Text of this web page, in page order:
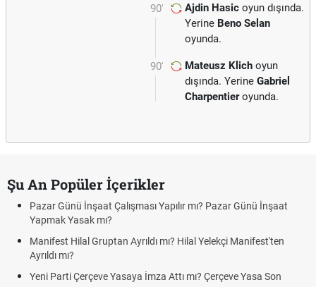
90' Ajdin Hasic oyun dışında.
Yerine Beno Selan
oyunda.
90' Mateusz Klich oyun
dışında. Yerine Gabriel
Charpentieroyunda.
Şu An Popüler İçerikler
Pazar Günü İnşaat Çalışması Yapılır mı? Pazar Günü İnşaat
Yapmak Yasak mı?
Manifest Hilal Gruptan Ayrıldı mı? Hilal Yelekçi Manifest'ten
Ayrıldı mı?
Yeni Parti Çerçeve Yasaya İmza Attı mı? Çerçeve Yasa Son